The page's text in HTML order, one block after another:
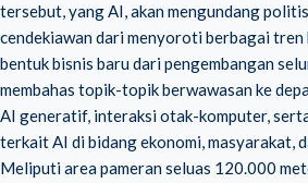
tersebut, yang AI, akan mengundang
cendekiawan dari menyoroti berbagai
bentuk bisnis baru dari pengembangan
membahas topik-topik berwawasan ke
AI generatif, interaksi otak-komputer,
terkait AI di bidang ekonomi, masyarakat,
Meliputi area pameran seluas 120.000